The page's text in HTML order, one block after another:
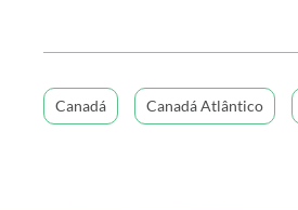
Canadá Canadá Atlântico